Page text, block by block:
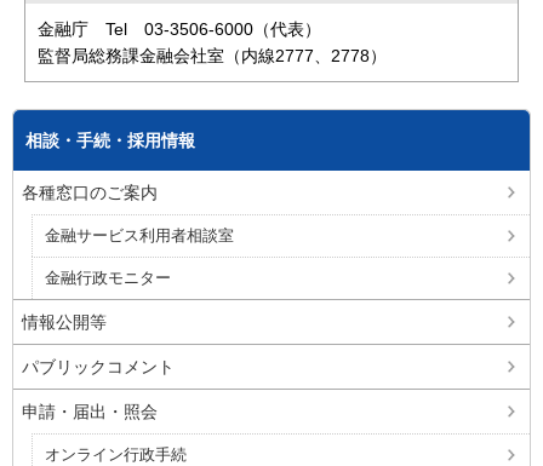
金融庁 Tel 03-3506-6000（代表）
監督局総務課金融会社室（内線2777、2778）
相談・手続・採用情報
各種窓口のご案内
金融サービス利用者相談室
金融行政モニター
情報公開等
パブリックコメント
申請・届出・照会
オンライン行政手続